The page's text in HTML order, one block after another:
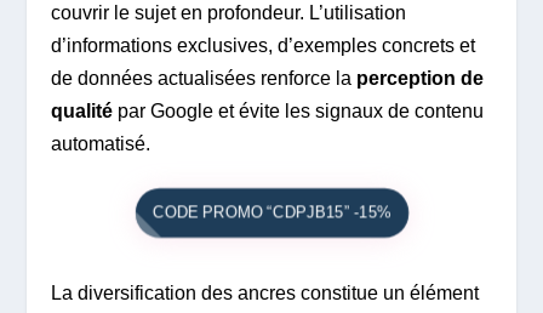
couvrir le sujet en profondeur. L’utilisation
d’informations exclusives, d’exemples concrets et
de données actualisées renforce la perception de
qualité par Google et évite les signaux de contenu
automatisé.
CODE PROMO “CDPJB15” -15%
La diversification des ancres constitue un élément